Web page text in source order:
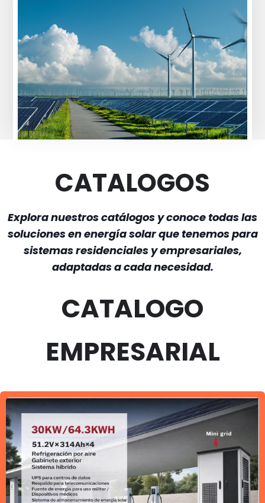
CATALOGOS
Explora nuestros catálogos y conoce todas las
soluciones en energía solar que tenemos para
sistemas residenciales y empresariales,
adaptadas a cada necesidad.
CATALOGO
EMPRESARIAL